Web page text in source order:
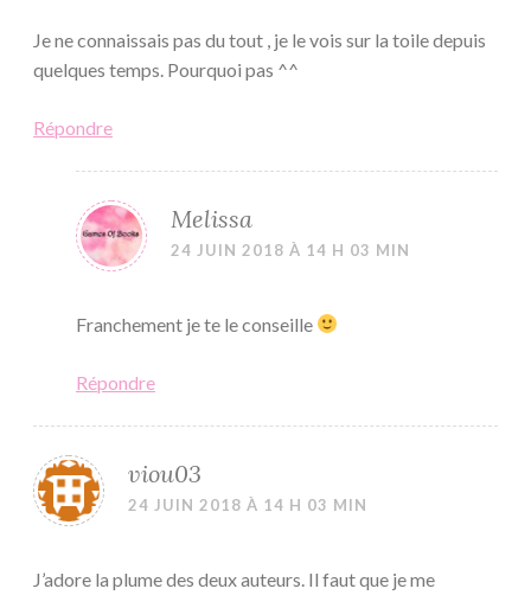
Je ne connaissais pas du tout , je le vois sur la toile depuis
quelques temps. Pourquoi pas ^^
Répondre
Melissa
24 JUIN 2018 À 14 H 03 MIN
Franchement je te le conseille
Répondre
viou03
24 JUIN 2018 À 14 H 03 MIN
J’adore la plume des deux auteurs. Il faut que je me